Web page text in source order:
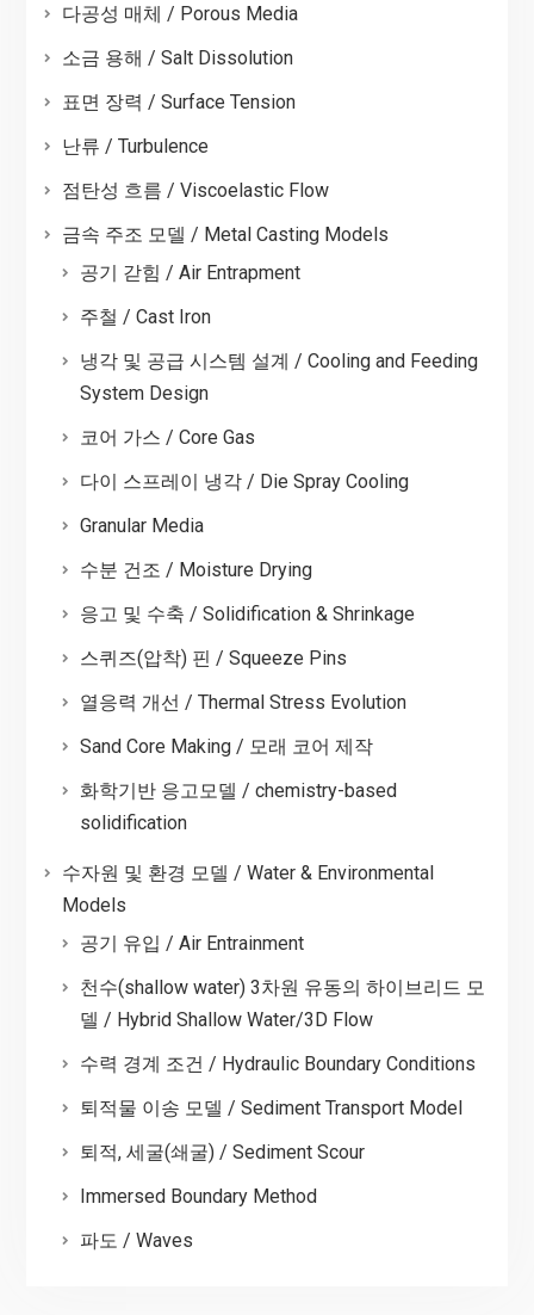
다공성 매체 / Porous Media
소금 용해 / Salt Dissolution
표면 장력 / Surface Tension
난류 / Turbulence
점탄성 흐름 / Viscoelastic Flow
금속 주조 모델 / Metal Casting Models
공기 갇힘 / Air Entrapment
주철 / Cast Iron
냉각 및 공급 시스템 설계 / Cooling and Feeding
System Design
코어 가스 / Core Gas
다이 스프레이 냉각 / Die Spray Cooling
Granular Media
수분 건조 / Moisture Drying
응고 및 수축 / Solidification & Shrinkage
스퀴즈(압착) 핀 / Squeeze Pins
열응력 개선 / Thermal Stress Evolution
Sand Core Making / 모래 코어 제작
화학기반 응고모델 / chemistry-based
solidification
수자원 및 환경 모델 / Water & Environmental
Models
공기 유입 / Air Entrainment
천수(shallow water) 3차원 유동의 하이브리드 모
델 / Hybrid Shallow Water/3D Flow
수력 경계 조건 / Hydraulic Boundary Conditions
퇴적물 이송 모델 / Sediment Transport Model
퇴적, 세굴(쇄굴) / Sediment Scour
Immersed Boundary Method
파도 / Waves